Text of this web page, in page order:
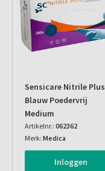
Sensicare Nitrile Plus
Blauw Poedervrij
Medium
Artikelnr.: 062362
Merk: Medica
Inloggen